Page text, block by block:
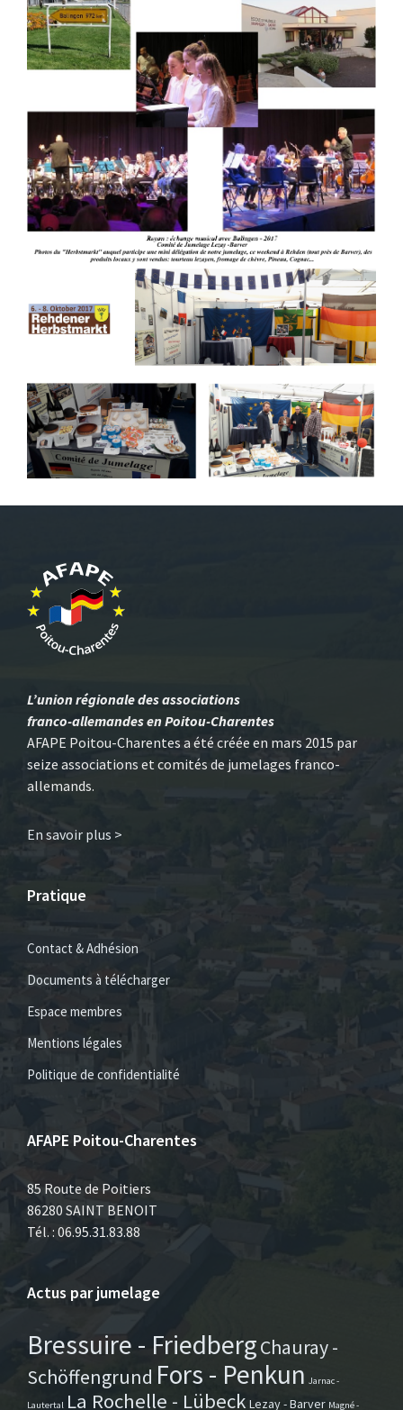
L’union régionale des associations
franco-allemandes en Poitou-Charentes
AFAPE Poitou-Charentes a été créée en mars 2015 par
seize associations et comités de jumelages franco-
allemands.
En savoir plus >
Pratique
Contact & Adhésion
Documents à télécharger
Espace membres
Mentions légales
Politique de confidentialité
AFAPE Poitou-Charentes
85 Route de Poitiers
86280 SAINT BENOIT
Tél. : 06.95.31.83.88
Actus par jumelage
Bressuire - FriedbergChauray -
Schöffengrund Fors - Penkun Jarnac -
Lautertal La Rochelle - Lübeck Lezay - Barver Magné -